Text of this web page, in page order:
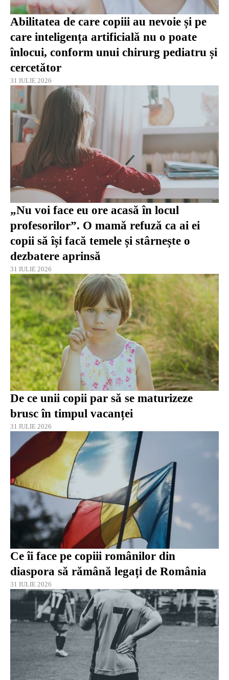
Abilitatea de care copiii au nevoie și pe
care inteligența artificială nu o poate
înlocui, conform unui chirurg pediatru și
cercetător
31 IULIE 2026
„Nu voi face eu ore acasă în locul
profesorilor”. O mamă refuză ca ai ei
copii să își facă temele și stârnește o
dezbatere aprinsă
31 IULIE 2026
De ce unii copii par să se maturizeze
brusc în timpul vacanței
31 IULIE 2026
Ce îi face pe copiii românilor din
diaspora să rămână legați de România
31 IULIE 2026